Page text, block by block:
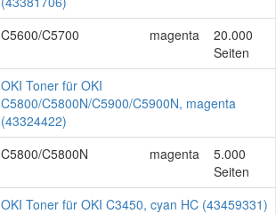
C5600/C5700
magenta
20.000
Seiten
OKI Toner für OKI
C5800/C5800N/C5900/C5900N, magenta
(43324422)
C5800/C5800N
magenta
5.000
Seiten
OKI Toner für OKI C3450, cyan HC (43459331)